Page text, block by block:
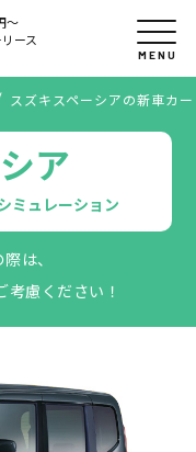
〜
ース
MENU
スズキスペーシアの新車カ
ア
ミュレーション
は、
考慮ください！